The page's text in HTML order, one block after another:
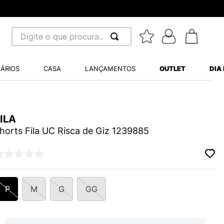
Digite o que procura...
CASA LANÇAMENTOS OUTLET DIA
Fila UC Risca de Giz 1239885
P M G GG
BALANCE 530